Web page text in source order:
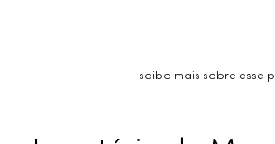
saiba mais sobre esse